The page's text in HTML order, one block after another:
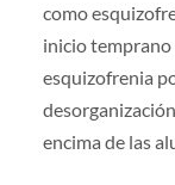
como
inicio temprano
esquizofrenia
encima de las